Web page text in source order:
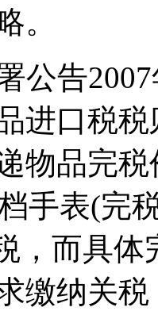
。
公告
进口税
物品完
手表(完
，而具
缴纳关